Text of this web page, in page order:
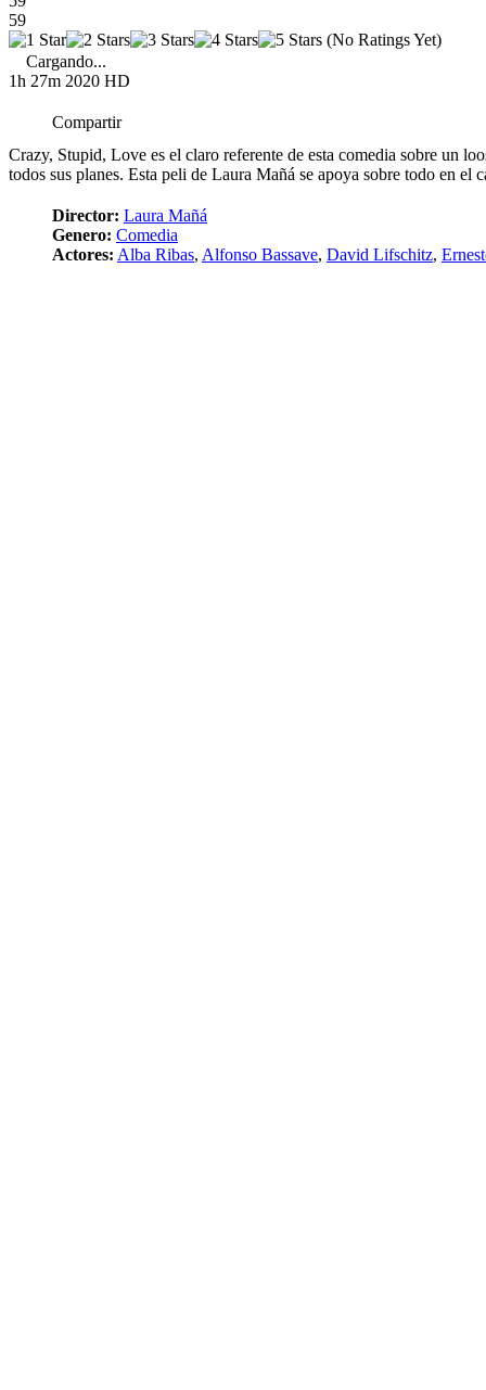
59
(No Ratings Yet)
Cargando...
1h 27m 2020 HD
Compartir
Crazy, Stupid, Love es el claro referente de esta comedia sobre un
todos sus planes. Esta peli de Laura Mañá se apoya sobre todo en
Director: Laura Mañá
Genero: Comedia
Actores: Alba Ribas, Alfonso Bassave, David Lifschitz,